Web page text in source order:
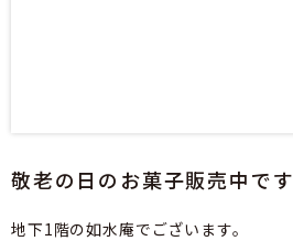
敬老の日のお菓子販売中です
地下1階の如水庵でございます。